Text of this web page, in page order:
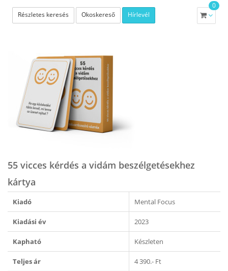
Részletes keresés Okoskereső Hírlevél
0
55 vicces kérdés a vidám beszélgetésekhez
kártya
Kiadó Mental Focus
Kiadási év 2023
Kapható Készleten
Teljes ár 4 390.- Ft